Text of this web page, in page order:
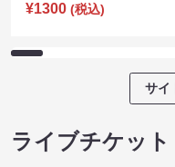
¥1300 (税込)
サイ
ライブチケット